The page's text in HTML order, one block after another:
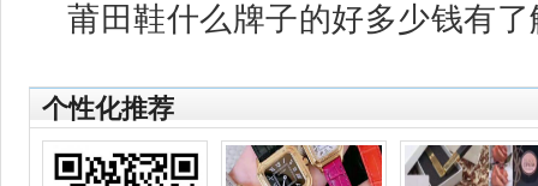
莆田鞋什么牌子的好多少钱有
个性化推荐